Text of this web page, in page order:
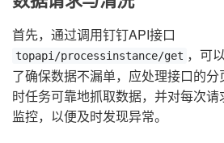
首先，通过调用钉钉API接口
topapi/processinstance/get ，可
了确保数据不漏单，应处理接口的
时任务可靠地抓取数据，并对每次
监控，以便及时发现异常。